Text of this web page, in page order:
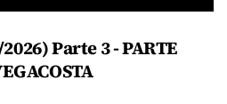
Parte 3 - PARTE